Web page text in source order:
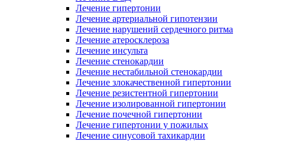
Лечение гипертонии
Лечение артериальной гипотензии
Лечение нарушений сердечного ритма
Лечение атеросклероза
Лечение инсульта
Лечение стенокардии
Лечение нестабильной стенокардии
Лечение злокачественной гипертонии
Лечение резистентной гипертонии
Лечение изолированной гипертонии
Лечение почечной гипертонии
Лечение гипертонии у пожилых
Лечение синусовой тахикардии